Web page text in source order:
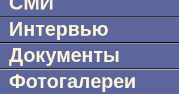
Интервью
Документы
Фотогалереи